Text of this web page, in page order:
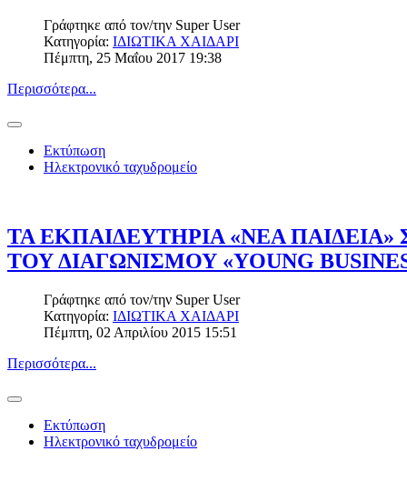
Γράφτηκε από τον/την Super User
Κατηγορία: ΙΔΙΩΤΙΚΑ ΧΑΙΔΑΡΙ
Πέμπτη, 25 Μαΐου 2017 19:38
Περισσότερα...
Εκτύπωση
Ηλεκτρονικό ταχυδρομείο
ΤΑ ΕΚΠΑΙΔΕΥΤΗΡΙΑ «ΝΕΑ
ΤΟΥ ΔΙΑΓΩΝΙΣΜΟΥ «YOUNG
Γράφτηκε από τον/την Super User
Κατηγορία: ΙΔΙΩΤΙΚΑ ΧΑΙΔΑΡΙ
Πέμπτη, 02 Απριλίου 2015 15:51
Περισσότερα...
Εκτύπωση
Ηλεκτρονικό ταχυδρομείο